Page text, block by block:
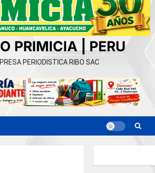
PRIMICIA | PERU
PERIODISTICA RIBO SAC